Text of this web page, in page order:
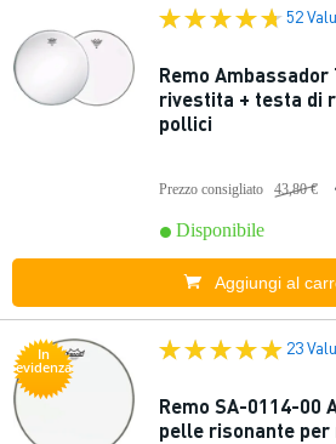
52
Remo
rivestita + testa di
pollici
Prezzo consigliato 43,80 €
Disponibile
Aggiungi al
In
evidenza
23
Remo SA-0114-00
pelle risonante per